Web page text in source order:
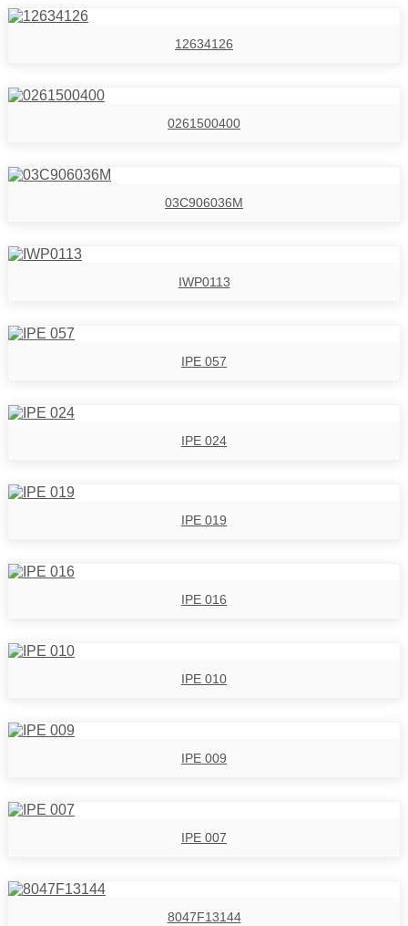
12634126
0261500400
03C906036M
IWP0113
IPE 057
IPE 024
IPE 019
IPE 016
IPE 010
IPE 009
IPE 007
8047F13144